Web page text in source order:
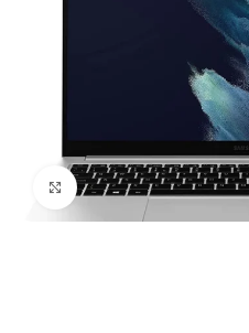
Натисни щоб збільшити